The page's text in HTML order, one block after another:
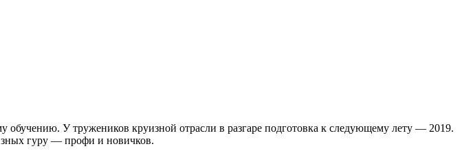
У тружеников круизной отрасли в разгаре подготовка к следующему лету — 2019.
гуру — профи и новичков.